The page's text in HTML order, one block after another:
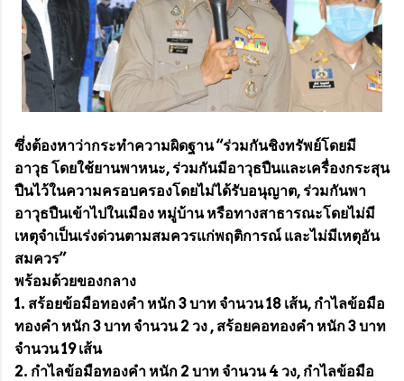
ซึ่งต้องหาว่ากระทำความผิดฐาน “ร่วมกันชิงทรัพย์โดยมี
อาวุธ โดยใช้ยานพาหนะ, ร่วมกันมีอาวุธปืนและเครื่องกระสุน
ปืนไว้ในความครอบครองโดยไม่ได้รับอนุญาต, ร่วมกันพา
อาวุธปืนเข้าไปในเมือง หมู่บ้าน หรือทางสาธารณะโดยไม่มี
เหตุจำเป็นเร่งด่วนตามสมควรแก่พฤติการณ์ และไม่มีเหตุอัน
สมควร”
พร้อมด้วยของกลาง
1. สร้อยข้อมือทองคำ หนัก 3 บาท จำนวน 18 เส้น, กำไลข้อมือ
ทองคำ หนัก 3 บาท จำนวน 2 วง , สร้อยคอทองคำ หนัก 3 บาท
จำนวน 19 เส้น
2. กำไลข้อมือทองคำ หนัก 2 บาท จำนวน 4 วง, กำไลข้อมือ